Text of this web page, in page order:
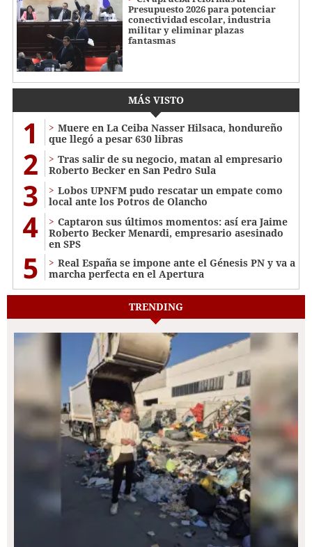
Presupuesto 2026 para potenciar
conectividad escolar, industria
militar y eliminar plazas
fantasmas
MÁS VISTO
1
Muere en La Ceiba Nasser Hilsaca, hondureño
que llegó a pesar 630 libras
2
Tras salir de su negocio, matan al empresario
Roberto Becker en San Pedro Sula
3
Lobos UPNFM pudo rescatar un empate como
local ante los Potros de Olancho
4
Captaron sus últimos momentos: así era Jaime
Roberto Becker Menardi​​​, empresario asesinado
en SPS
5
Real España se impone ante el Génesis PN y va a
marcha perfecta en el Apertura
TRENDING